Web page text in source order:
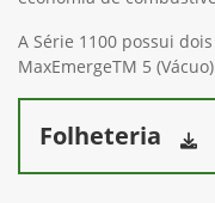
O trabalho conjunto de
na deposição de
economia de combustível.
A Série 1100 possui
MaxEmergeTM 5 (Vácuo)